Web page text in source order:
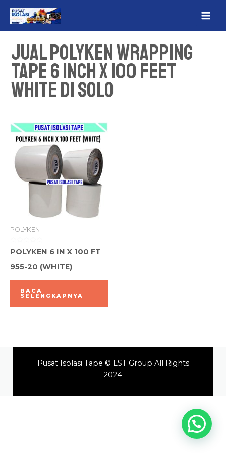
Jual Polyken Wrapping
Tape 6 Inch x 100 Feet
White Di Solo
POLYKEN
Dinilai
0
5
POLYKEN 6 IN X 100 FT
955-20 (WHITE)
BACA
SELENGKAPNYA
Pusat Isolasi Tape © LST Group All Rights
2024